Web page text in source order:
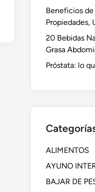
Beneficios de
Propiedades,
20 Bebidas
Grasa
Próstata: lo
ALIMENTOS
AYUNO
BAJAR DE